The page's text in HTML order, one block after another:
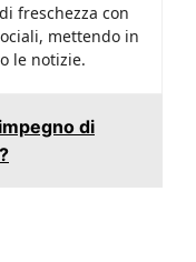
freschezza con
mettendo in
le notizie.
di